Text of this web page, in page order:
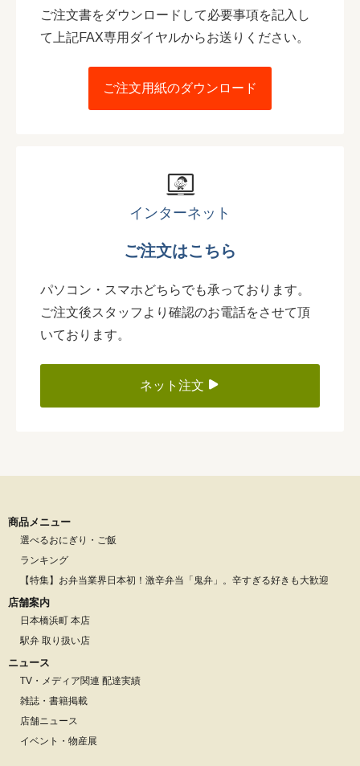
ご注文書をダウンロードして必要事項を記入し
て上記FAX専用ダイヤルからお送りください。
ご注文用紙のダウンロード
インターネット
ご注文はこちら
パソコン・スマホどちらでも承っております。
ご注文後スタッフより確認のお電話をさせて頂
いております。
ネット注文
商品メニュー
選べるおにぎり・ご飯
ランキング
【特集】お弁当業界日本初！激辛弁当「鬼弁」。辛すぎる好きも大歓迎
店舗案内
日本橋浜町 本店
駅弁 取り扱い店
ニュース
TV・メディア関連 配達実績
雑誌・書籍掲載
店舗ニュース
イベント・物産展